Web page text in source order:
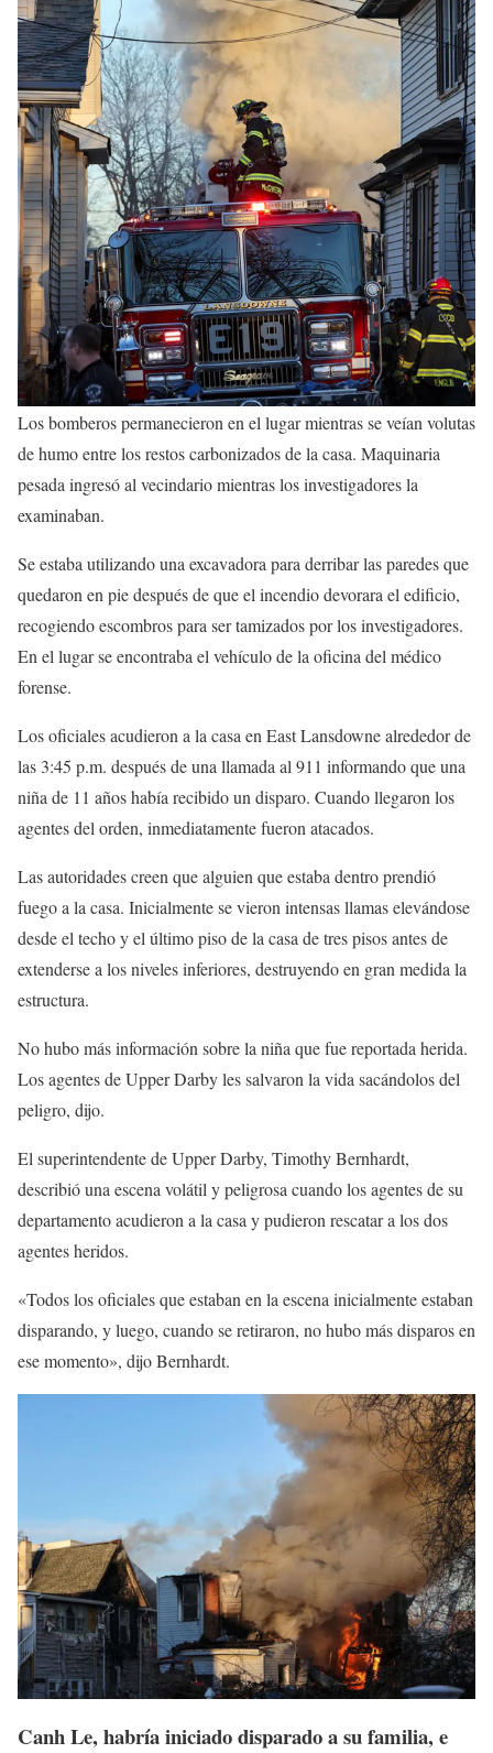
Los bomberos permanecieron en el lugar mientras se veían volutas
de humo entre los restos carbonizados de la casa. Maquinaria
pesada ingresó al vecindario mientras los investigadores la
examinaban.
Se estaba utilizando una excavadora para derribar las paredes que
quedaron en pie después de que el incendio devorara el edificio,
recogiendo escombros para ser tamizados por los investigadores.
En el lugar se encontraba el vehículo de la oficina del médico
forense.
Los oficiales acudieron a la casa en East Lansdowne alrededor de
las 3:45 p.m. después de una llamada al 911 informando que una
niña de 11 años había recibido un disparo. Cuando llegaron los
agentes del orden, inmediatamente fueron atacados.
Las autoridades creen que alguien que estaba dentro prendió
fuego a la casa. Inicialmente se vieron intensas llamas elevándose
desde el techo y el último piso de la casa de tres pisos antes de
extenderse a los niveles inferiores, destruyendo en gran medida la
estructura.
No hubo más información sobre la niña que fue reportada herida.
Los agentes de Upper Darby les salvaron la vida sacándolos del
peligro, dijo.
El superintendente de Upper Darby, Timothy Bernhardt,
describió una escena volátil y peligrosa cuando los agentes de su
departamento acudieron a la casa y pudieron rescatar a los dos
agentes heridos.
«Todos los oficiales que estaban en la escena inicialmente estaban
disparando, y luego, cuando se retiraron, no hubo más disparos en
ese momento», dijo Bernhardt.
Canh Le, habría iniciado disparado a su familia, e